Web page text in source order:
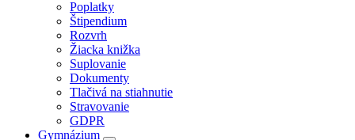
Poplatky
Štipendium
Rozvrh
Žiacka knižka
Suplovanie
Dokumenty
Tlačivá na stiahnutie
Stravovanie
GDPR
Gymnázium